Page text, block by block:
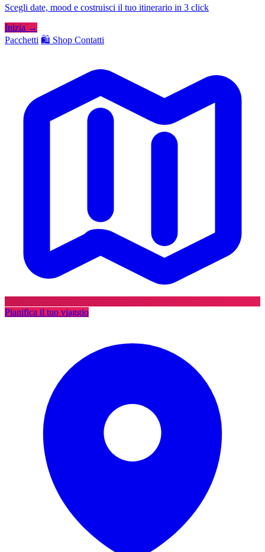
Scegli date, mood e costruisci il tuo itinerario in 3 click
Inizia →
Pacchetti 🛍️ Shop Contatti
Pianifica il tuo viaggio